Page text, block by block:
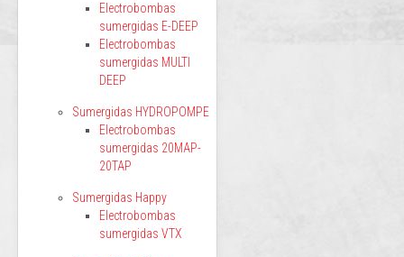
Electrobombas
sumergidas E-DEEP
Electrobombas
sumergidas MULTI
DEEP
Sumergidas HYDROPOMPE
Electrobombas
sumergidas 20MAP-
20TAP
Sumergidas Happy
Electrobombas
sumergidas VTX